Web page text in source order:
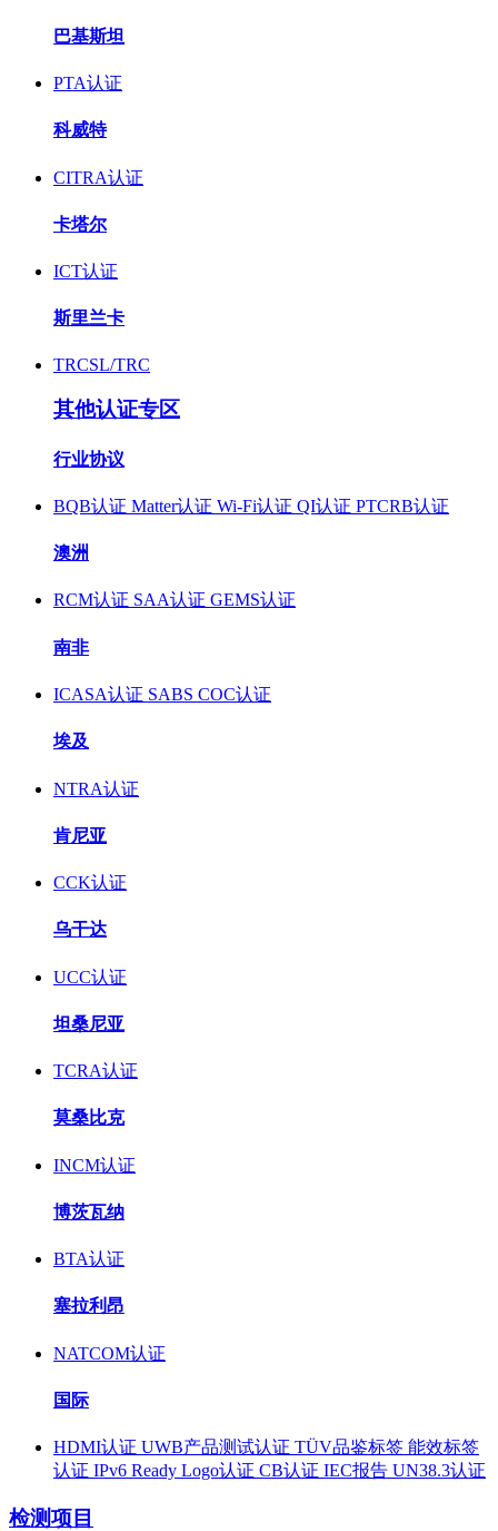
巴基斯坦
PTA认证
科威特
CITRA认证
卡塔尔
ICT认证
斯里兰卡
TRCSL/TRC
其他认证专区
行业协议
BQB认证 Matter认证 Wi-Fi认证 QI认证 PTCRB认证
澳洲
RCM认证 SAA认证 GEMS认证
南非
ICASA认证 SABS COC认证
埃及
NTRA认证
肯尼亚
CCK认证
乌干达
UCC认证
坦桑尼亚
TCRA认证
莫桑比克
INCM认证
博茨瓦纳
BTA认证
塞拉利昂
NATCOM认证
国际
HDMI认证 UWB产品测试认证 TÜV品鉴标签 能效标签
认证 IPv6 Ready Logo认证 CB认证 IEC报告 UN38.3认证
检测项目